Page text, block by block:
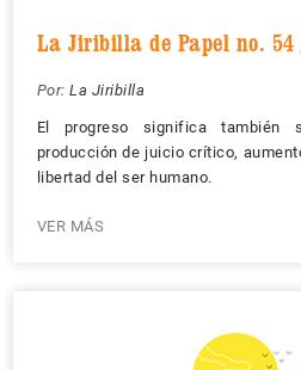
La Jiribilla de Papel no. 54
Por: La Jiribilla
El progreso significa también
producción de juicio crítico,
libertad del ser humano.
VER MÁS